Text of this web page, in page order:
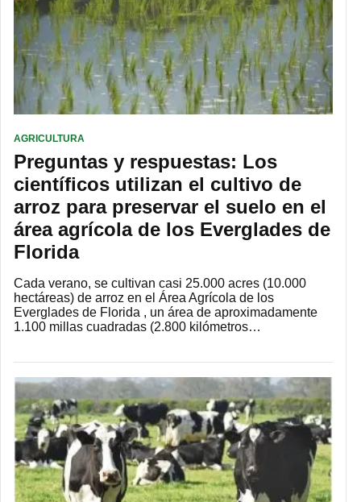
AGRICULTURA
Preguntas y respuestas: Los
científicos utilizan el cultivo de
arroz para preservar el suelo en el
área agrícola de los Everglades de
Florida
Cada verano, se cultivan casi 25.000 acres (10.000
hectáreas) de arroz en el Área Agrícola de los
Everglades de Florida , un área de aproximadamente
1.100 millas cuadradas (2.800 kilómetros…